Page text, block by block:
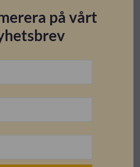
lager
Brytare
I lager
på vårt